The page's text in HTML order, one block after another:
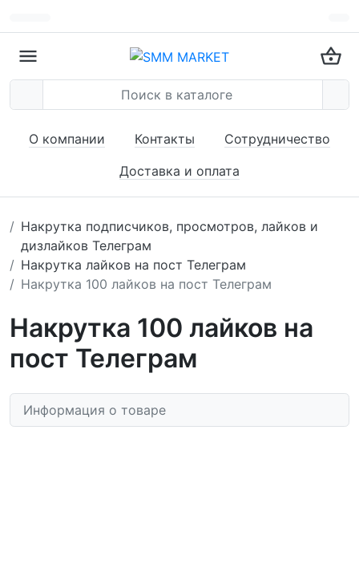
О компании Контакты
Сотрудничество
Доставка и оплата
Накрутка подписчиков, просмотров, лайков и
дизлайков Телеграм
Накрутка лайков на пост Телеграм
Накрутка 100 лайков на пост Телеграм
Накрутка 100 лайков на
пост Телеграм
Информация о товаре